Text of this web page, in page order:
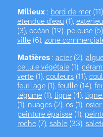
Milieux: bord de mer
étendue d'eau(1),
(3), océan (19), pelouse
ville(6), zone
Matières: acier(2),
cellule végétale(1),
verte(1), couleurs(11),
feuillage(1), feuille(14),
légume(1), ligne(4),
(1), nuages(2), os(1), osier
peinture épaisse(1),
roche(7), sable(33),